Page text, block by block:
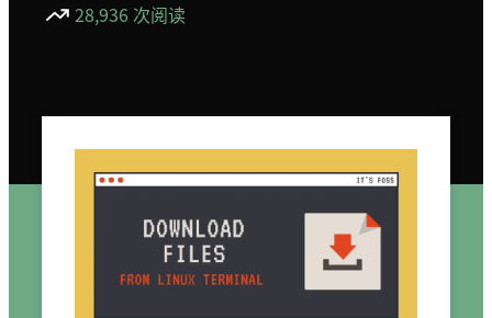
28,936 次阅读